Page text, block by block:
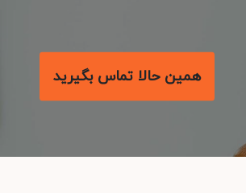
همین حالا تماس بگیرید